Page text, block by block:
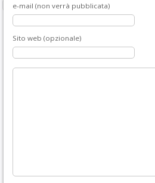
e-mail (non verrà pubblicata)
Sito web (opzionale)